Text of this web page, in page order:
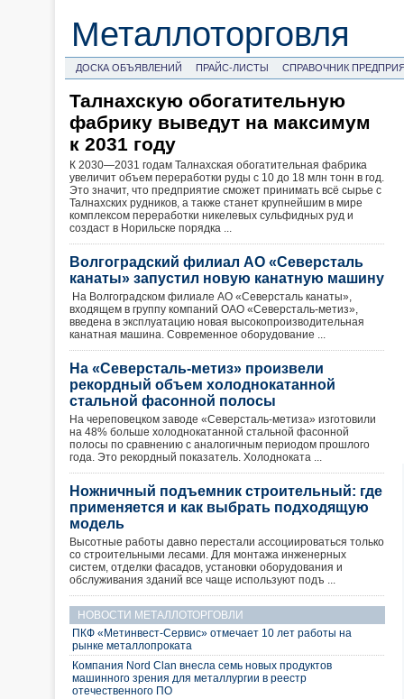
Металлоторговля
ДОСКА ОБЪЯВЛЕНИЙ ПРАЙС-ЛИСТЫ СПРАВОЧНИК
Талнахскую обогатительную
фабрику выведут на максимум
к 2031 году
К 2030—2031 годам Талнахская обогатительная фабрика
увеличит объем переработки руды с 10 до 18 млн тонн в год.
Это значит, что предприятие сможет принимать всё сырье с
Талнахских рудников, а также станет крупнейшим в мире
комплексом переработки никелевых сульфидных руд и
создаст в Норильске порядка ...
Волгоградский филиал АО «Северсталь
канаты» запустил новую канатную машину
На Волгоградском филиале АО «Северсталь канаты»,
входящем в группу компаний ОАО «Северсталь-метиз»,
введена в эксплуатацию новая высокопроизводительная
канатная машина. Современное оборудование ...
На «Северсталь-метиз» произвели
рекордный объем холоднокатанной
стальной фасонной полосы
На череповецком заводе «Северсталь-метиза» изготовили
на 48% больше холоднокатанной стальной фасонной
полосы по сравнению с аналогичным периодом прошлого
года. Это рекордный показатель. Холодноката ...
Ножничный подъемник строительный: где
применяется и как выбрать подходящую
модель
Высотные работы давно перестали ассоциироваться только
со строительными лесами. Для монтажа инженерных
систем, отделки фасадов, установки оборудования и
обслуживания зданий все чаще используют подъ ...
НОВОСТИ МЕТАЛЛОТОРГОВЛИ
ПКФ «Метинвест-Сервис» отмечает 10 лет работы на
рынке металлопроката
Компания Nord Clan внесла семь новых продуктов
машинного зрения для металлургии в реестр
отечественного ПО